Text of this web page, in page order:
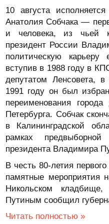
10 августа
Анатолия Собчака —
и человека, из чьей
президент России
политическую
вступив в 1988 году в
депутатом Ленсовета,
1991 году он был
переименования
Петербурга. Собчак
в Калининградской
рамках
президента Владимира
В честь 80-летия
памятные мероприятия
Никольском
Путиным сообщил
Читать полностью »